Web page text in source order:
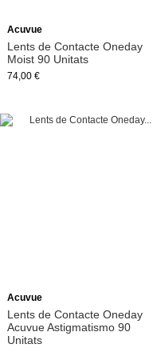
Acuvue
Lents de Contacte Oneday
Moist 90 Unitats
74,00 €
Acuvue
Lents de Contacte Oneday
Acuvue Astigmatismo 90
Unitats